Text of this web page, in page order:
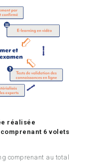
réalisée
6 volets
comprenant au total